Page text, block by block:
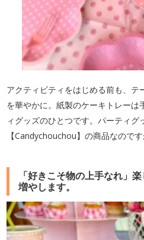
アクティビティをはじめる前も、
を華やかに。紙製のケーキトレーは
ィグッズのひとつです。パーティグ
【Candychouchou】の商品なので
「好きこそ物の上手なれ」
増やします。